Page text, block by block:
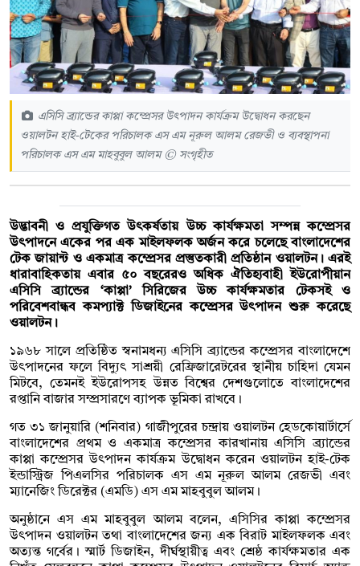
এসিসি ব্র্যান্ডের কাপ্পা কম্প্রেসর উৎপাদন কার্যক্রম উদ্বোধন করছেন
ওয়ালটন হাই-টেকের পরিচালক এস এম নূরুল আলম রেজভী ও ব্যবস্থাপনা
পরিচালক এস এম মাহবুবুল আলম © সংগৃহীত
উদ্ভাবনী ও প্রযুক্তিগত উৎকর্ষতায় উচ্চ কার্যক্ষমতা সম্পন্ন কম্প্রেসর
উৎপাদনে একের পর এক মাইলফলক অর্জন করে চলেছে বাংলাদেশের
টেক জায়ান্ট ও একমাত্র কম্প্রেসর প্রস্তুতকারী প্রতিষ্ঠান ওয়ালটন। এরই
ধারাবাহিকতায় এবার ৫০ বছরেরও অধিক ঐতিহ্যবাহী ইউরোপীয়ান
এসিসি ব্র্যান্ডের ‘কাপ্পা’ সিরিজের উচ্চ কার্যক্ষমতার টেকসই ও
পরিবেশবান্ধব কমপ্যাক্ট ডিজাইনের কম্প্রেসর উৎপাদন শুরু করেছে
ওয়ালটন।
১৯৬৮ সালে প্রতিষ্ঠিত স্বনামধন্য এসিসি ব্র্যান্ডের কম্প্রেসর বাংলাদেশে
উৎপাদনের ফলে বিদ্যুৎ সাশ্রয়ী রেফ্রিজারেটরের স্থানীয় চাহিদা যেমন
মিটবে, তেমনই ইউরোপসহ উন্নত বিশ্বের দেশগুলোতে বাংলাদেশের
রপ্তানি বাজার সম্প্রসারণে ব্যাপক ভূমিকা রাখবে।
গত ৩১ জানুয়ারি (শনিবার) গাজীপুরের চন্দ্রায় ওয়ালটন হেডকোয়ার্টার্সে
বাংলাদেশের প্রথম ও একমাত্র কম্প্রেসর কারখানায় এসিসি ব্র্যান্ডের
কাপ্পা কম্প্রেসর উৎপাদন কার্যক্রম উদ্বোধন করেন ওয়ালটন হাই-টেক
ইন্ডাস্ট্রিজ পিএলসির পরিচালক এস এম নূরুল আলম রেজভী এবং
ম্যানেজিং ডিরেক্টর (এমডি) এস এম মাহবুবুল আলম।
অনুষ্ঠানে এস এম মাহবুবুল আলম বলেন, এসিসির কাপ্পা কম্প্রেসর
উৎপাদন ওয়ালটন তথা বাংলাদেশের জন্য এক বিরাট মাইলফলক এবং
অত্যন্ত গর্বের। স্মার্ট ডিজাইন, দীর্ঘস্থায়ীত্ব এবং শ্রেষ্ঠ কার্যক্ষমতার এক